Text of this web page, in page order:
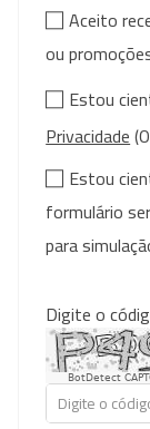
Aceito
ou
Estou
Privacidade
Estou
formulário
para
Digite o
BotDetect